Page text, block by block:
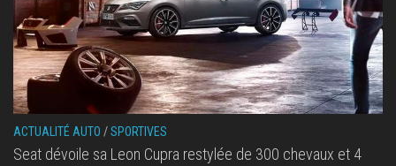
ACTUALITÉ AUTO /SPORTIVES
Seat dévoile sa Leon Cupra restylée de 300 chevaux et 4